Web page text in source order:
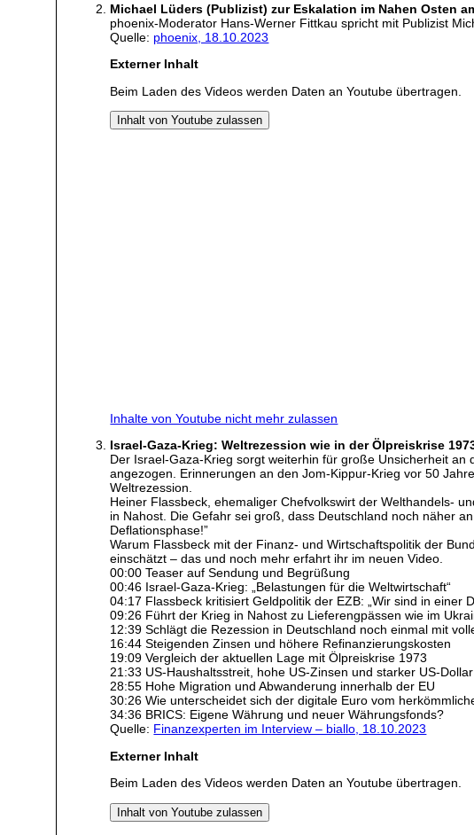
Michael Lüders (Publizist) zur Eskalation im Nahen Osten
phoenix-Moderator Hans-Werner Fittkau spricht mit Publizist
Quelle: phoenix, 18.10.2023
Externer Inhalt
Beim Laden des Videos werden Daten an Youtube übertragen.
Inhalt von Youtube zulassen
Inhalte von Youtube nicht mehr zulassen
Israel-Gaza-Krieg: Weltrezession wie in der Ölpreiskrise
Der Israel-Gaza-Krieg sorgt weiterhin für große Unsicherheit
angezogen. Erinnerungen an den Jom-Kippur-Krieg vor 50
Weltrezession.
Heiner Flassbeck, ehemaliger Chefvolkswirt der Welthandels-
in Nahost. Die Gefahr sei groß, dass Deutschland noch näher
Deflationsphase!”
Warum Flassbeck mit der Finanz- und Wirtschaftspolitik der
einschätzt – das und noch mehr erfahrt ihr im neuen Video.
00:00 Teaser auf Sendung und Begrüßung
00:46 Israel-Gaza-Krieg: „Belastungen für die Weltwirtschaft“
04:17 Flassbeck kritisiert Geldpolitik der EZB: „Wir sind in einer
09:26 Führt der Krieg in Nahost zu Lieferengpässen wie im
12:39 Schlägt die Rezession in Deutschland noch einmal mit
16:44 Steigenden Zinsen und höhere Refinanzierungskosten
19:09 Vergleich der aktuellen Lage mit Ölpreiskrise 1973
21:33 US-Haushaltsstreit, hohe US-Zinsen und starker US-Dollar
28:55 Hohe Migration und Abwanderung innerhalb der EU
30:26 Wie unterscheidet sich der digitale Euro vom
34:36 BRICS: Eigene Währung und neuer Währungsfonds?
Quelle: Finanzexperten im Interview – biallo, 18.10.2023
Externer Inhalt
Beim Laden des Videos werden Daten an Youtube übertragen.
Inhalt von Youtube zulassen